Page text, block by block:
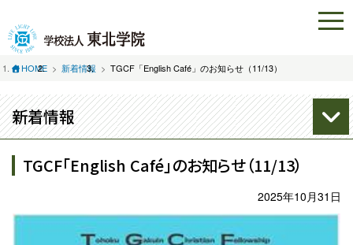
HOME 新着情報 TGCF「English Café」のお知らせ（11/13）
新着情報
TGCF「English Café」のお知らせ（11/13）
2025年10月31日